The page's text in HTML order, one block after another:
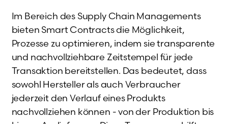
Im Bereich des Supply Chain Managements
bieten Smart Contracts die Möglichkeit,
Prozesse zu optimieren, indem sie transparente
und nachvollziehbare Zeitstempel für jede
Transaktion bereitstellen. Das bedeutet, dass
sowohl Hersteller als auch Verbraucher
jederzeit den Verlauf eines Produkts
nachvollziehen können - von der Produktion bis